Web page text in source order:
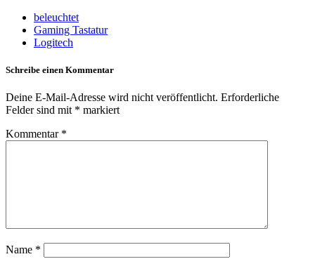
beleuchtet
Gaming Tastatur
Logitech
Schreibe einen Kommentar
Deine E-Mail-Adresse wird nicht veröffentlicht. Erforderliche
Felder sind mit * markiert
Kommentar *
Name *